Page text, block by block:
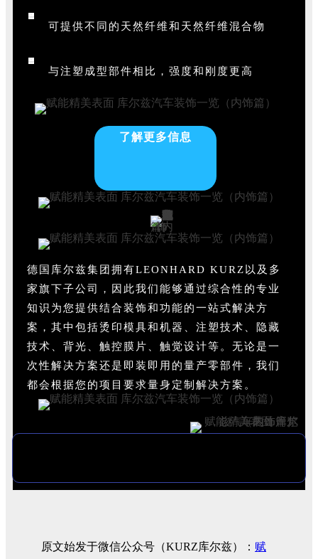
可提供不同的天然纤维和天然纤维混合物
与注塑成型部件相比，强度和刚度更高
了解更多信息
德国库尔兹集团拥有LEONHARD KURZ以及多
家旗下子公司，因此我们能够通过综合性的专业
知识为您提供结合装饰和功能的一站式解决方
案，其中包括烫印模具和机器、注塑技术、隐藏
技术、背光、触控膜片、触觉设计等。无论是一
次性解决方案还是即装即用的量产零部件，我们
都会根据您的项目要求量身定制解决方案。
原文始发于微信公众号（KURZ库尔兹）： 赋